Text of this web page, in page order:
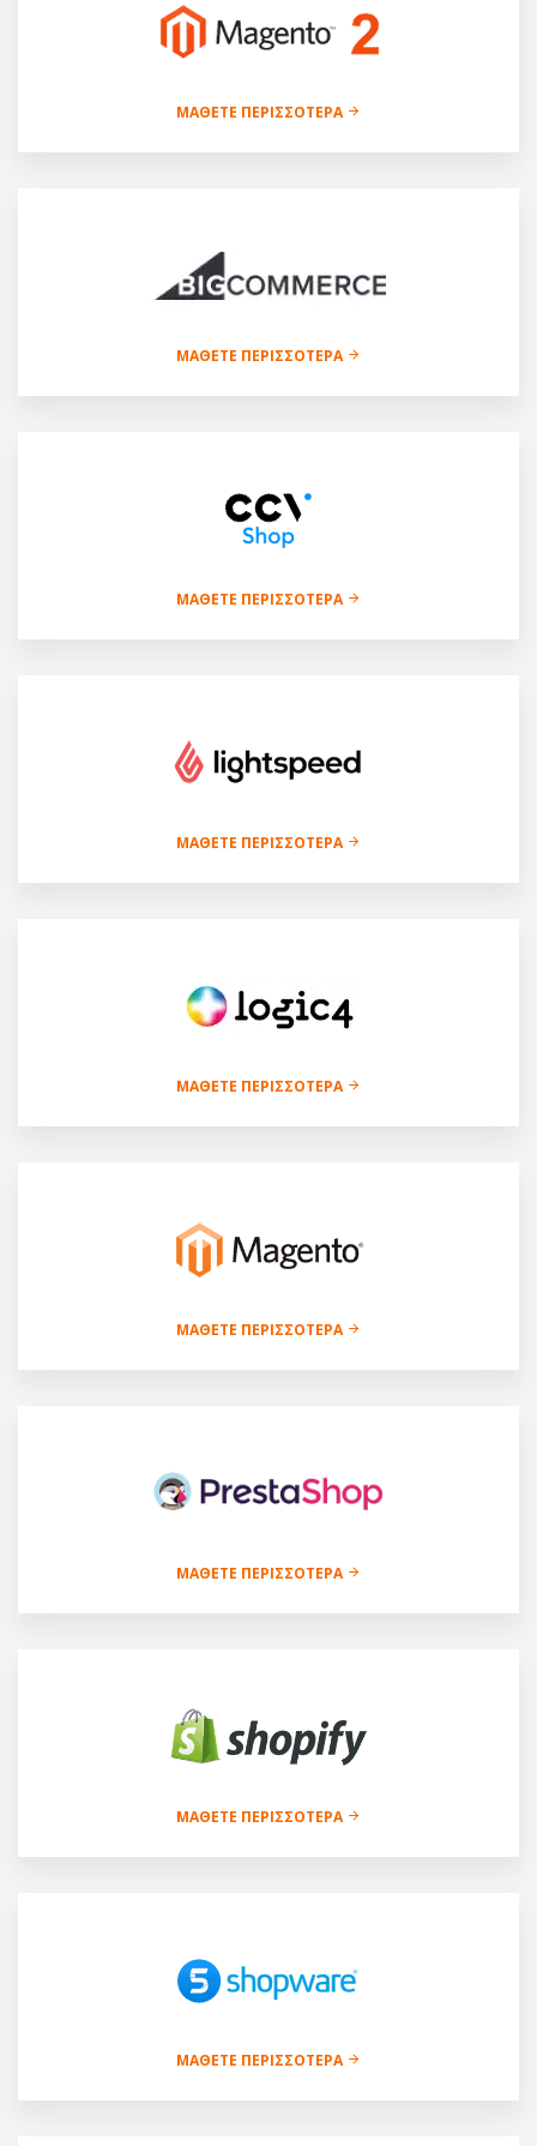
ΜΆΘΕΤΕ ΠΕΡΙΣΣΌΤΕΡΑ
ΜΆΘΕΤΕ ΠΕΡΙΣΣΌΤΕΡΑ
ΜΆΘΕΤΕ ΠΕΡΙΣΣΌΤΕΡΑ
ΜΆΘΕΤΕ ΠΕΡΙΣΣΌΤΕΡΑ
ΜΆΘΕΤΕ ΠΕΡΙΣΣΌΤΕΡΑ
ΜΆΘΕΤΕ ΠΕΡΙΣΣΌΤΕΡΑ
ΜΆΘΕΤΕ ΠΕΡΙΣΣΌΤΕΡΑ
ΜΆΘΕΤΕ ΠΕΡΙΣΣΌΤΕΡΑ
ΜΆΘΕΤΕ ΠΕΡΙΣΣΌΤΕΡΑ